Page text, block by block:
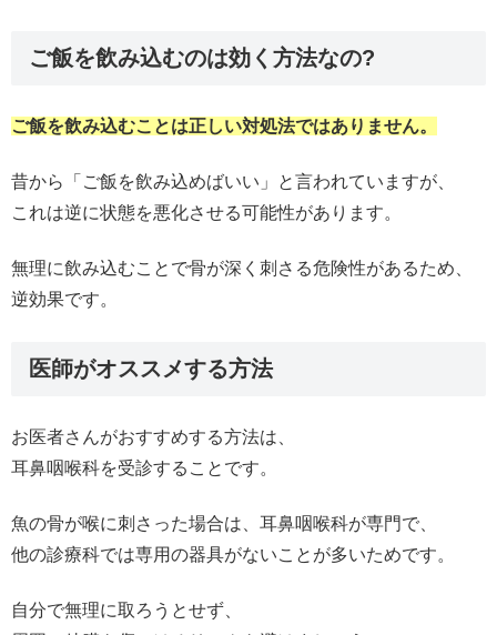
ご飯を飲み込むのは効く方法なの?
ご飯を飲み込むことは正しい対処法ではありません。
昔から「ご飯を飲み込めばいい」と言われていますが、
これは逆に状態を悪化させる可能性があります。
無理に飲み込むことで骨が深く刺さる危険性があるため、
逆効果です。
医師がオススメする方法
お医者さんがおすすめする方法は、
耳鼻咽喉科を受診することです。
魚の骨が喉に刺さった場合は、耳鼻咽喉科が専門で、
他の診療科では専用の器具がないことが多いためです。
自分で無理に取ろうとせず、